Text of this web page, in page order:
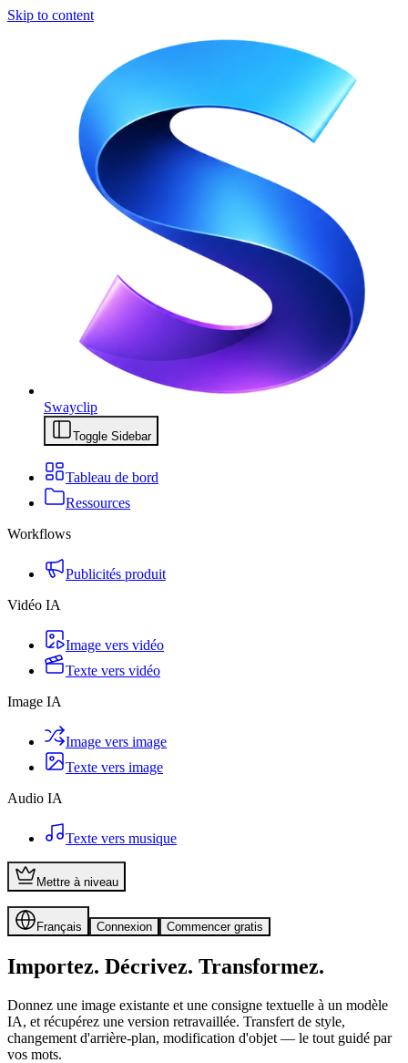
Skip to content
Swayclip
Toggle Sidebar
Tableau de bord
Ressources
Workflows
Publicités produit
Vidéo IA
Image vers vidéo
Texte vers vidéo
Image IA
Image vers image
Texte vers image
Audio IA
Texte vers musique
Mettre à niveau
Français Connexion Commencer gratis
Importez. Décrivez. Transformez.
Donnez une image existante et une consigne textuelle à un modèle
IA, et récupérez une version retravaillée. Transfert de style,
changement d'arrière-plan, modification d'objet — le tout guidé par
vos mots.